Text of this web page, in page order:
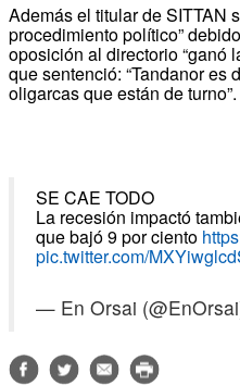
Además el titular de SITTAN
procedimiento político”
oposición al directorio “ganó
que sentenció: “Tandanor es
oligarcas que están de turno”.
SE CAE TODO
La recesión impactó
que bajó 9 por ciento
pic.twitter.com/
— En Orsai